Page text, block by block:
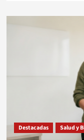
Destacadas Salud y